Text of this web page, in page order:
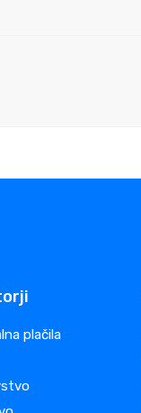
plačila